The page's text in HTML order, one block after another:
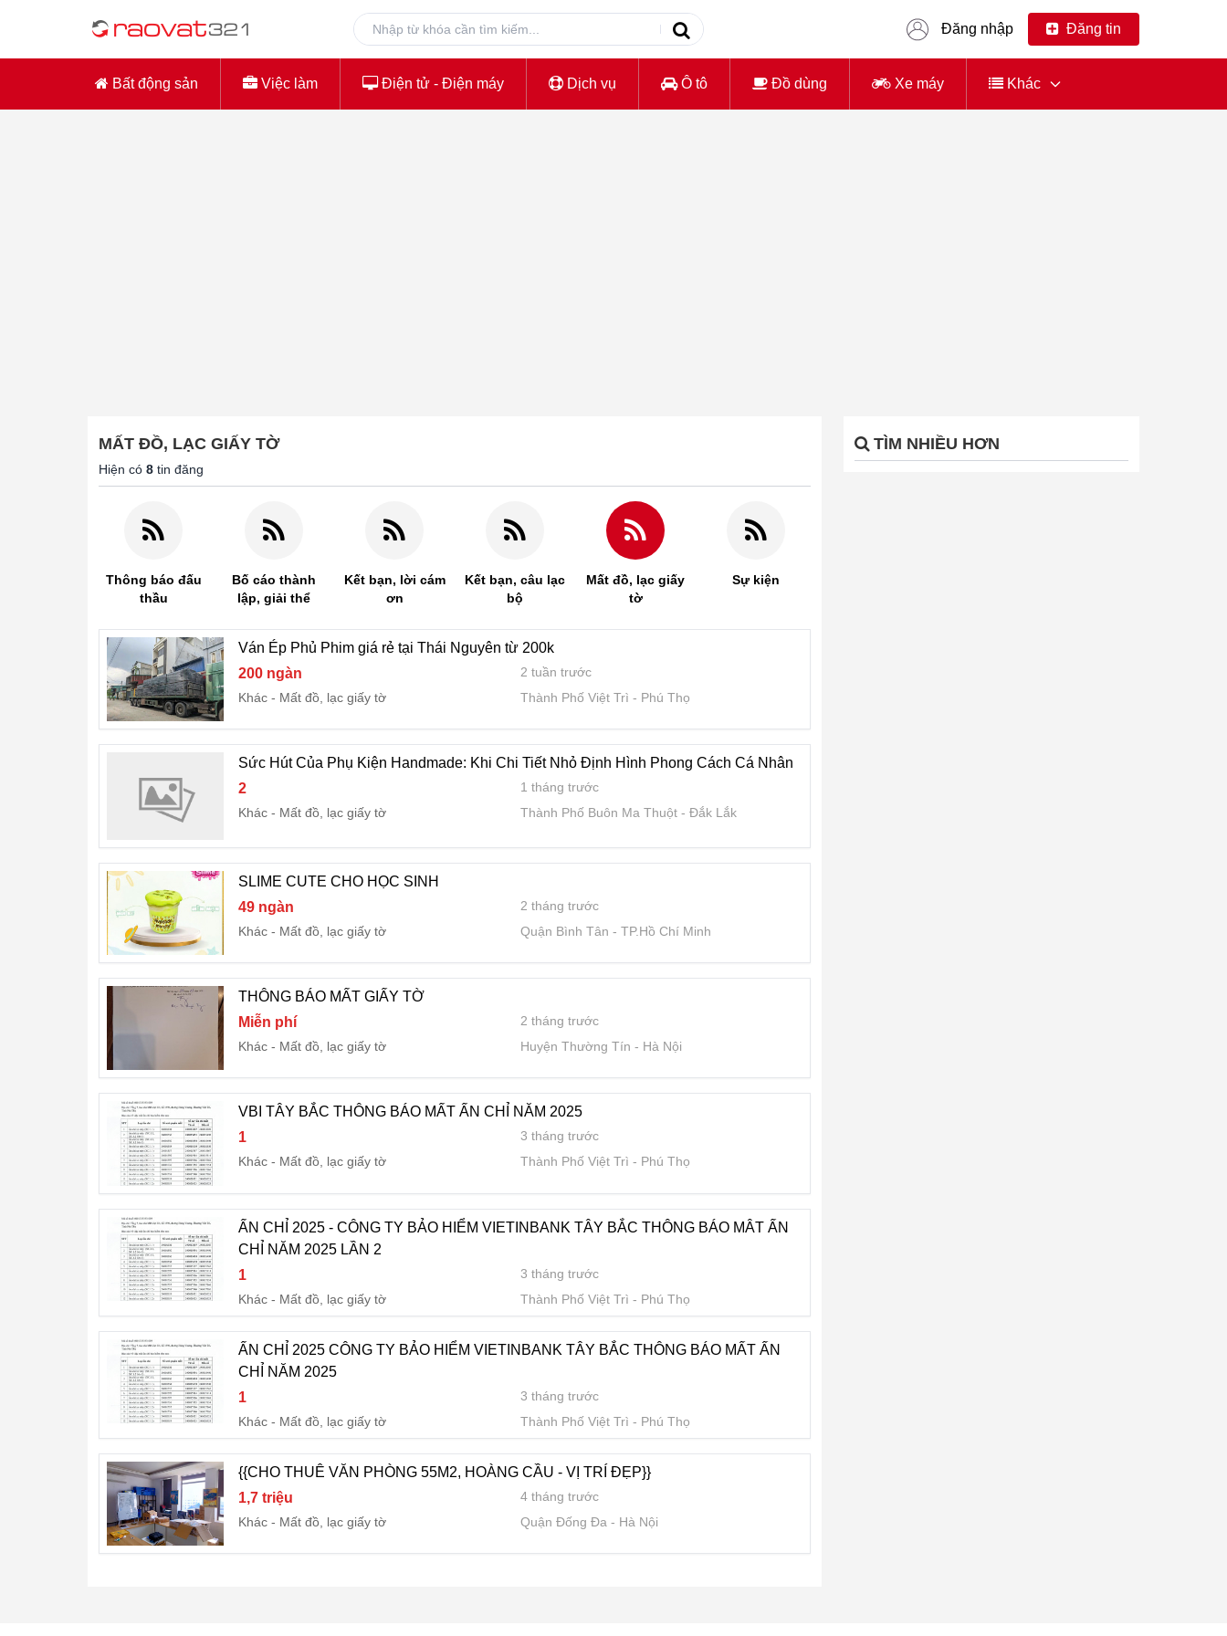
Đăng nhập Đăng tin
Bất động sản Việc làm Điện tử - Điện máy Dịch vụ Ô tô Đồ dùng Xe máy Khác
MẤT ĐỒ, LẠC GIẤY TỜ
Hiện có 8 tin đăng
Thông báo đấu
thầu
Bố cáo thành
lập, giải thể
Kết bạn, lời cám
ơn
Kết bạn, câu lạc
bộ
Mất đồ, lạc giấy
tờ
Sự kiện
Ván Ép Phủ Phim giá rẻ tại Thái Nguyên từ 200k
200 ngàn
2 tuần trước
Khác
Mất đồ, lạc giấy tờ Thành Phố Việt Trì Phú Thọ
Sức Hút Của Phụ Kiện Handmade: Khi Chi Tiết Nhỏ Định Hình Phong Cách Cá Nhân
2
1 tháng trước
Khác
Mất đồ, lạc giấy tờ Thành Phố Buôn Ma Thuột Đắk Lắk
SLIME CUTE CHO HỌC SINH
49 ngàn
2 tháng trước
Khác
Mất đồ, lạc giấy tờ Quận Bình Tân TP.Hồ Chí Minh
THÔNG BÁO MẤT GIẤY TỜ
Miễn phí
2 tháng trước
Khác
Mất đồ, lạc giấy tờ Huyện Thường Tín Hà Nội
VBI TÂY BẮC THÔNG BÁO MẤT ẤN CHỈ NĂM 2025
1
3 tháng trước
Khác
Mất đồ, lạc giấy tờ Thành Phố Việt Trì Phú Thọ
ẤN CHỈ 2025 - CÔNG TY BẢO HIỂM VIETINBANK TÂY BẮC THÔNG BÁO MÂT ẤN
CHỈ NĂM 2025 LẦN 2
1
3 tháng trước
Khác
Mất đồ, lạc giấy tờ Thành Phố Việt Trì Phú Thọ
ẤN CHỈ 2025 CÔNG TY BẢO HIỂM VIETINBANK TÂY BẮC THÔNG BÁO MẤT ẤN
CHỈ NĂM 2025
1
3 tháng trước
Khác
Mất đồ, lạc giấy tờ Thành Phố Việt Trì Phú Thọ
{{CHO THUÊ VĂN PHÒNG 55M2, HOÀNG CẦU - VỊ TRÍ ĐẸP}}
1,7 triệu
4 tháng trước
Khác
Mất đồ, lạc giấy tờ Quận Đống Đa Hà Nội
TÌM NHIỀU HƠN